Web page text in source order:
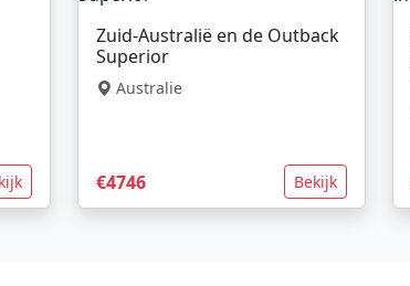
Zuid-Australië en de Outback
Superior
Australie
€4746 Bekijk